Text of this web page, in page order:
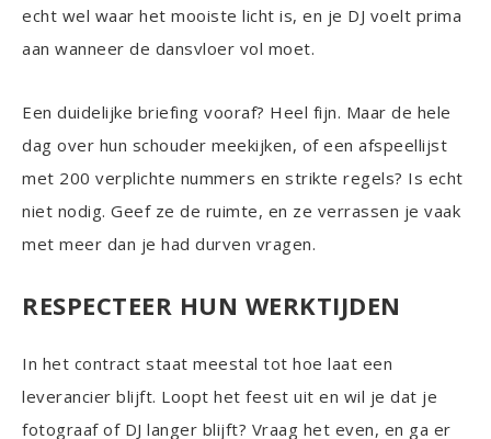
echt wel waar het mooiste licht is, en je DJ voelt prima
aan wanneer de dansvloer vol moet.
Een duidelijke briefing vooraf? Heel fijn. Maar de hele
dag over hun schouder meekijken, of een afspeellijst
met 200 verplichte nummers en strikte regels? Is echt
niet nodig. Geef ze de ruimte, en ze verrassen je vaak
met meer dan je had durven vragen.
RESPECTEER HUN WERKTIJDEN
In het contract staat meestal tot hoe laat een
leverancier blijft. Loopt het feest uit en wil je dat je
fotograaf of DJ langer blijft? Vraag het even, en ga er